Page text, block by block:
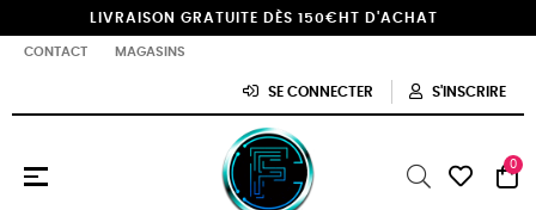
LIVRAISON GRATUITE DÈS 150€HT D'ACHAT
CONTACT MAGASINS
SE CONNECTER S'INSCRIRE
Basculer
☰ 0